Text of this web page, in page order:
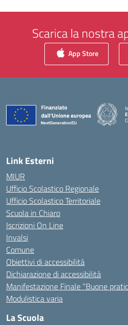
Scarica la nostra
App Store
Link Esterni
MIUR
Ufficio Scolastico Regionale
Ufficio Scolastico Territoriale
Scuola in Chiaro
Iscrizioni On Line
Invalsi
Comune
Obiettivi di accessibilità
Dichiarazione di accessibilità
Manifestazione Finale “Buone
Modulistica varia
La Scuola